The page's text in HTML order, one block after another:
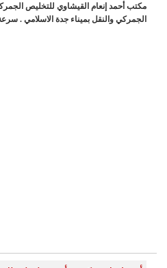
مكتب أحمد إنعام القيشاوي للتخليص
الجمركي والنقل بميناء جدة الاسلامي .